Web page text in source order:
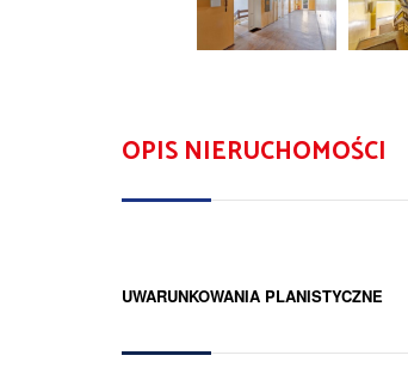
OPIS NIERUCHOMOŚCI
UWARUNKOWANIA PLANISTYCZNE